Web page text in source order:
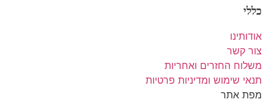
כללי
אודותינו
צור קשר
משלוח החזרים ואחריות
תנאי שימוש ומדיניות פרטיות
מפת אתר